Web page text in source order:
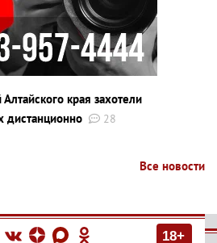
края захотели
дистанционно
28
Все новости
18+